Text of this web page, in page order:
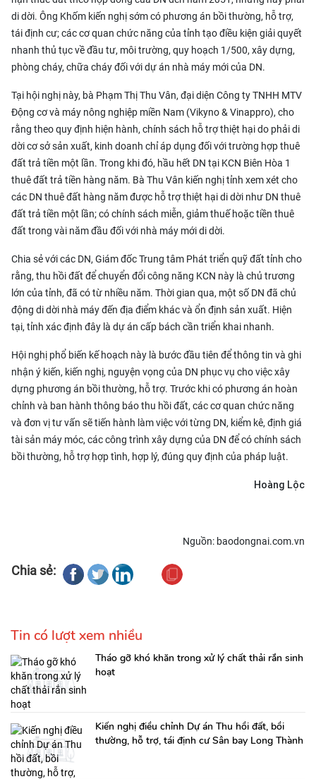
di dời. Ông Khốm kiến nghị sớm có phương án bồi thường, hỗ trợ,
tái định cư; các cơ quan chức năng của tỉnh tạo điều kiện giải quyết
nhanh thủ tục về đầu tư, môi trường, quy hoạch 1/500, xây dựng,
phòng cháy, chữa cháy đối với dự án nhà máy mới của DN.
Tại hội nghị này, bà Phạm Thị Thu Vân, đại diện Công ty TNHH MTV
Động cơ và máy nông nghiệp miền Nam (Vikyno & Vinappro), cho
rằng theo quy định hiện hành, chính sách hỗ trợ thiệt hại do phải di
dời cơ sở sản xuất, kinh doanh chỉ áp dụng đối với trường hợp thuê
đất trả tiền một lần. Trong khi đó, hầu hết DN tại KCN Biên Hòa 1
thuê đất trả tiền hàng năm. Bà Thu Vân kiến nghị tỉnh xem xét cho
các DN thuê đất hàng năm được hỗ trợ thiệt hại di dời như DN thuê
đất trả tiền một lần; có chính sách miễn, giảm thuế hoặc tiền thuê
đất trong vài năm đầu đối với nhà máy mới di dời.
Chia sẻ với các DN, Giám đốc Trung tâm Phát triển quỹ đất tỉnh cho
rằng, thu hồi đất để chuyển đổi công năng KCN này là chủ trương
lớn của tỉnh, đã có từ nhiều năm. Thời gian qua, một số DN đã chủ
động di dời nhà máy đến địa điểm khác và ổn định sản xuất. Hiện
tại, tỉnh xác định đây là dự án cấp bách cần triển khai nhanh.
Hội nghị phổ biến kế hoạch này là bước đầu tiên để thông tin và ghi
nhận ý kiến, kiến nghị, nguyện vọng của DN phục vụ cho việc xây
dựng phương án bồi thường, hỗ trợ. Trước khi có phương án hoàn
chỉnh và ban hành thông báo thu hồi đất, các cơ quan chức năng
và đơn vị tư vấn sẽ tiến hành làm việc với từng DN, kiểm kê, định giá
tài sản máy móc, các công trình xây dựng của DN để có chính sách
bồi thường, hỗ trợ hợp tình, hợp lý, đúng quy định của pháp luật.
Hoàng Lộc
Nguồn: baodongnai.com.vn
Chia sẻ:
Tin có lượt xem nhiều
Tháo gỡ khó khăn trong xử lý chất thải rắn sinh
hoạt
Kiến nghị điều chỉnh Dự án Thu hồi đất, bồi
thường, hỗ trợ, tái định cư Sân bay Long Thành